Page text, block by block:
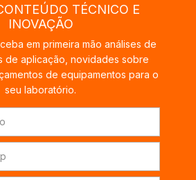
TÉCNICO E
INOVAÇÃO
em primeira mão análises de
de aplicação, novidades sobre
de equipamentos para o
seu laboratório.